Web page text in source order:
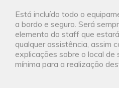
Está incluído todo o
a bordo e seguro. Será
elemento do staff que
qualquer assistência, assim
explicações sobre o local de
mínima para a realização